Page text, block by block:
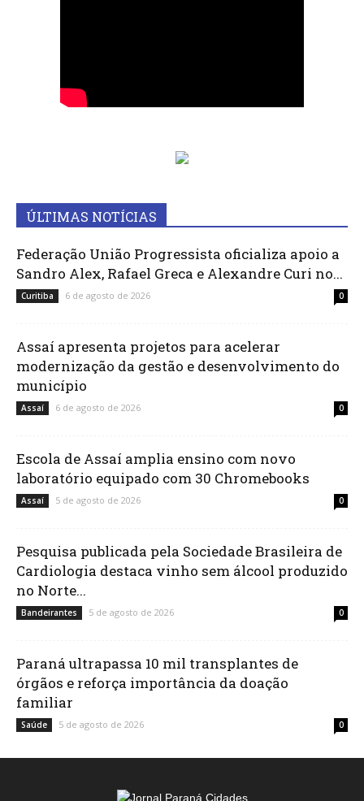
ÚLTIMAS NOTÍCIAS
Federação União Progressista oficializa apoio a
Sandro Alex, Rafael Greca e Alexandre Curi no...
Curitiba 6 de agosto de 2026 0
Assaí apresenta projetos para acelerar
modernização da gestão e desenvolvimento do
município
Assaí 6 de agosto de 2026 0
Escola de Assaí amplia ensino com novo
laboratório equipado com 30 Chromebooks
Assaí 5 de agosto de 2026 0
Pesquisa publicada pela Sociedade Brasileira de
Cardiologia destaca vinho sem álcool produzido
no Norte...
Bandeirantes 5 de agosto de 2026 0
Paraná ultrapassa 10 mil transplantes de
órgãos e reforça importância da doação
familiar
Saúde 5 de agosto de 2026 0